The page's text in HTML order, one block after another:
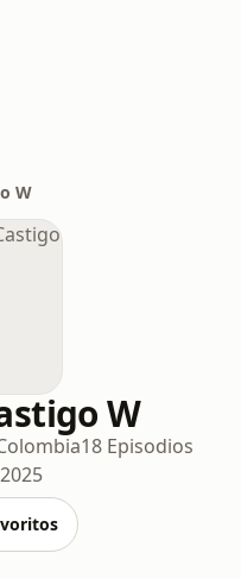
W
W
18 Episodios